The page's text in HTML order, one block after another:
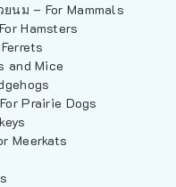
นม – For Mammals
Hamsters
and Mice
Prairie Dogs
Meerkats